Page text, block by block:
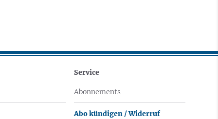
Service
Abonnements
Abo kündigen / Widerruf